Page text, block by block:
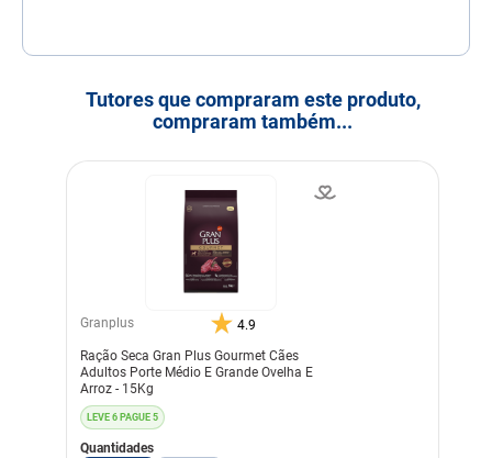
Tutores que compraram este produto,
compraram também...
Granplus 4.9
Ração Seca Gran Plus Gourmet Cães
Adultos Porte Médio E Grande Ovelha E
Arroz - 15Kg
LEVE 6 PAGUE 5
Quantidades